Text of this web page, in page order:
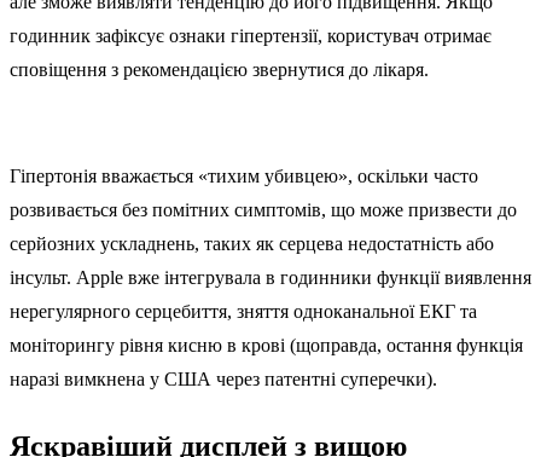
годинник зафіксує ознаки гіпертензії, користувач отримає
сповіщення з рекомендацією звернутися до лікаря.
Гіпертонія вважається «тихим убивцею», оскільки часто
розвивається без помітних симптомів, що може призвести до
серйозних ускладнень, таких як серцева недостатність або
інсульт. Apple вже інтегрувала в годинники функції виявлення
нерегулярного серцебиття, зняття одноканальної ЕКГ та
моніторингу рівня кисню в крові (щоправда, остання функція
наразі вимкнена у США через патентні суперечки).
Яскравіший дисплей з вищою